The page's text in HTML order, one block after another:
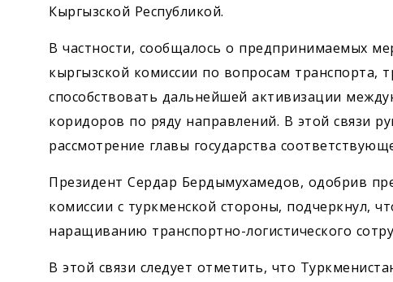
Кыргызской Республикой.
В частности, сообщалось о предпринимаемых
кыргызской комиссии по вопросам транспорта,
способствовать дальнейшей активизации
коридоров по ряду направлений. В этой связи
рассмотрение главы государства
Президент Сердар Бердымухамедов, одобрив
комиссии с туркменской стороны, подчеркнул,
наращиванию транспортно-логистического
В этой связи следует отметить, что